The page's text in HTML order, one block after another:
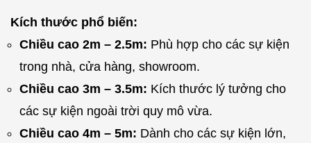
Kích thước phổ biến:
Chiều cao 2m – 2.5m: Phù hợp cho các sự kiện
trong nhà, cửa hàng, showroom.
Chiều cao 3m – 3.5m: Kích thước lý tưởng cho
các sự kiện ngoài trời quy mô vừa.
Chiều cao 4m – 5m: Dành cho các sự kiện lớn,